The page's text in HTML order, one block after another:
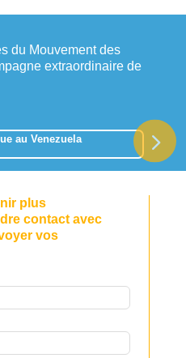
du Mouvement des
extraordinaire de
au Venezuela
plus
contact avec
vos